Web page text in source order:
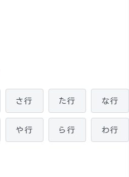
さ行 た行 な行
や行 ら行 わ行